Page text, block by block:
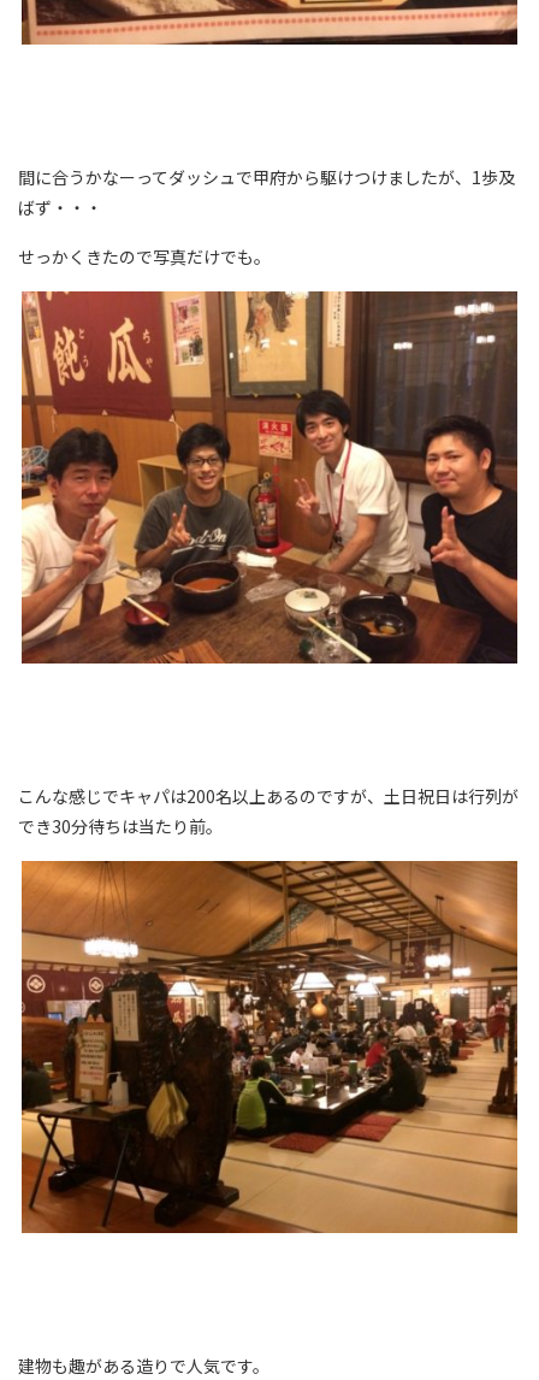
間に合うかなーってダッシュで甲府から駆けつけましたが、1歩及
ばず・・・
せっかくきたので写真だけでも。
こんな感じでキャパは200名以上あるのですが、土日祝日は行列が
でき30分待ちは当たり前。
建物も趣がある造りで人気です。